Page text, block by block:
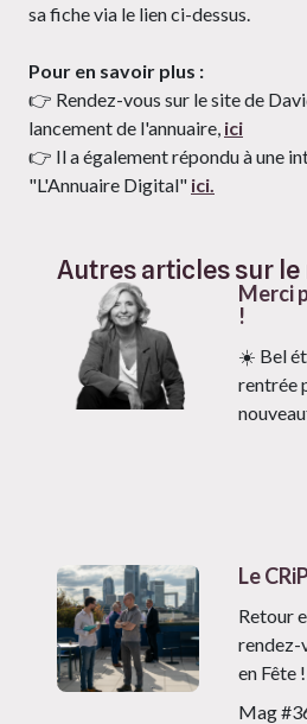
sa fiche via le lien ci-dessus.
Pour en savoir plus :
👉 Rendez-vous sur le site de
lancement de l'annuaire, ici
👉 Il a également répondu à une
"L'Annuaire Digital" ici.
Autres articles sur
Merci
!
☀️ Bel
rentrée
Le
Retour
rendez-
en Fête !
Mag